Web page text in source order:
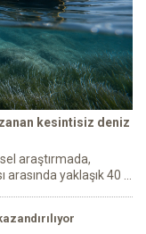
kesintisiz deniz
araştırmada,
yaklaşık 40 ...